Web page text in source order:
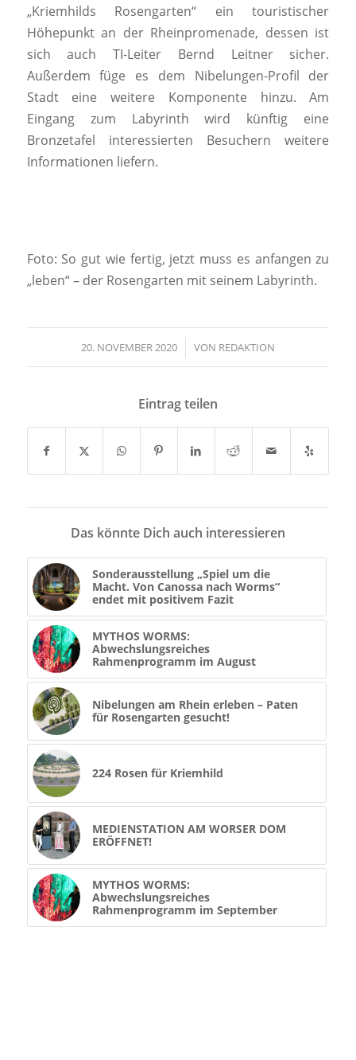
„Kriemhilds Rosengarten“ ein touristischer
Höhepunkt an der Rheinpromenade, dessen ist
sich auch TI-Leiter Bernd Leitner sicher.
Außerdem füge es dem Nibelungen-Profil der
Stadt eine weitere Komponente hinzu. Am
Eingang zum Labyrinth wird künftig eine
Bronzetafel interessierten Besuchern weitere
Informationen liefern.
Foto: So gut wie fertig, jetzt muss es anfangen zu
„leben“ – der Rosengarten mit seinem Labyrinth.
20. NOVEMBER 2020
/ VON REDAKTION
Eintrag teilen
Das könnte Dich auch interessieren
Sonderausstellung „Spiel um die
Macht. Von Canossa nach Worms“
endet mit positivem Fazit
MYTHOS WORMS:
Abwechslungsreiches
Rahmenprogramm im August
Nibelungen am Rhein erleben – Paten
für Rosengarten gesucht!
224 Rosen für Kriemhild
MEDIENSTATION AM WORSER DOM
ERÖFFNET!
MYTHOS WORMS:
Abwechslungsreiches
Rahmenprogramm im September